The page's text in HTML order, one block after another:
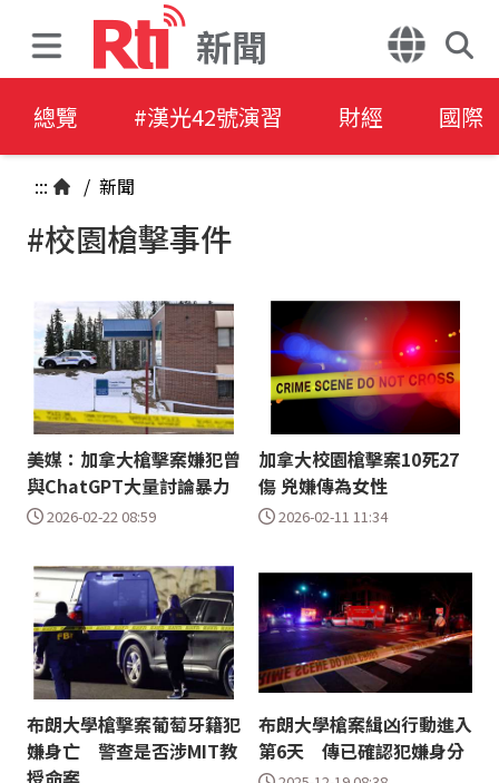
新聞
總覽 #漢光42號演習 財經 國際
::: / 新聞
#校園槍擊事件
美媒：加拿大槍擊案嫌犯曾
與ChatGPT大量討論暴力
2026-02-22 08:59
加拿大校園槍擊案10死27
傷 兇嫌傳為女性
2026-02-11 11:34
布朗大學槍擊案葡萄牙籍犯
嫌身亡 警查是否涉MIT教
授命案
布朗大學槍案緝凶行動進入
第6天 傳已確認犯嫌身分